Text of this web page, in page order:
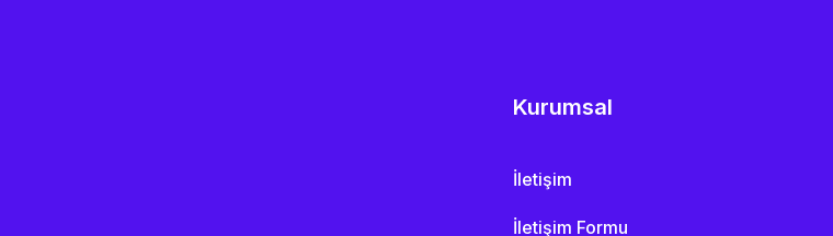
Kurumsal
İletişim
İletişim Formu